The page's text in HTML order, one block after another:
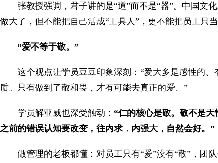
张教授强调，君子讲的是“道”而不是“器”。中国文
做大了，但不能把自己活成“工具人”，更不能把员工只
“爱不等于敬。”
这个观点让学员豆豆印象深刻：“爱大多是感性的
质。只有做到了敬和畏，才有可能去真正的爱。”
学员解亚威也深受触动： “仁的核心是敬。敬不是
之前的错误认知要改变，往内求，内强大，自然会好。”
做管理的老板都懂：对员工只有“爱”没有“敬”，团